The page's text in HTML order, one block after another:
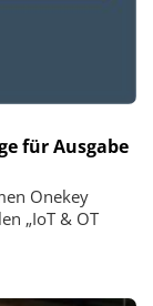
für Ausgabe
Onekey
„IoT & OT